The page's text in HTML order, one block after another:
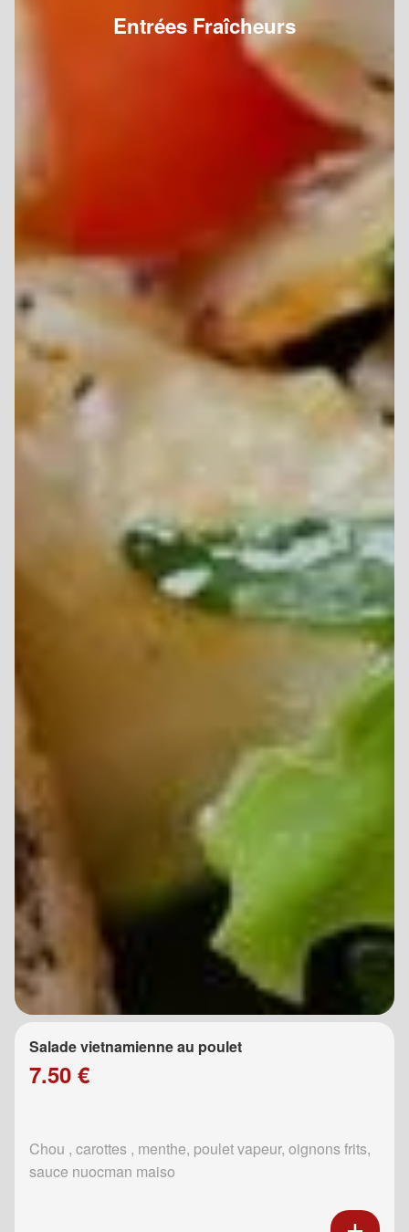
Entrées Fraîcheurs
Salade vietnamienne au poulet
7.50 €
Chou , carottes , menthe, poulet vapeur, oignons frits,
sauce nuocman maiso